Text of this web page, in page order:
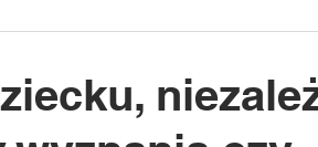
czytają młodszym - projekt MegaMisja